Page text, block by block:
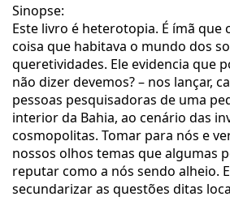
Sinopse:
Este livro é heterotopia. É ímã que
coisa que habitava o mundo dos
queretividades. Ele evidencia que
não dizer devemos? – nos lançar,
pessoas pesquisadoras de uma
interior da Bahia, ao cenário das
cosmopolitas. Tomar para nós e
nossos olhos temas que algumas
reputar como a nós sendo alheio.
secundarizar as questões ditas